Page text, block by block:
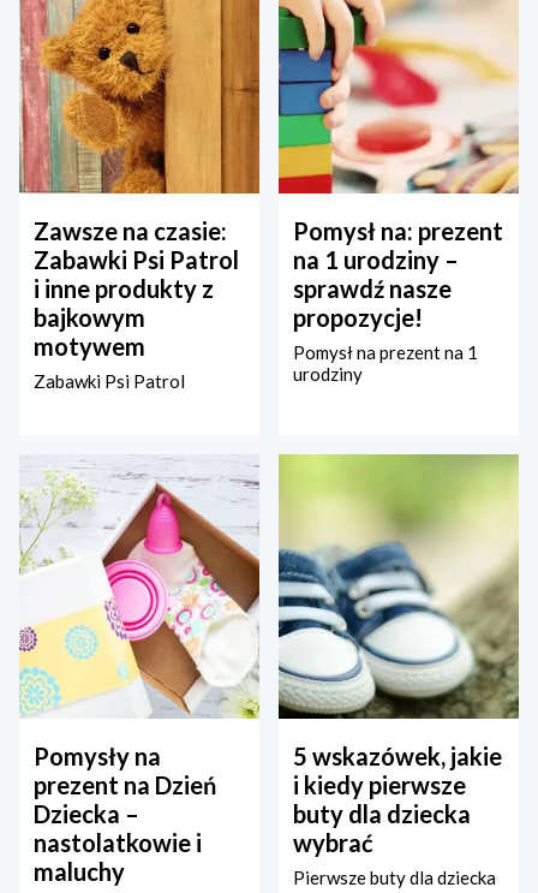
Zawsze na czasie:
Zabawki Psi Patrol
i inne produkty z
bajkowym
motywem
Zabawki Psi Patrol
Pomysł na: prezent
na 1 urodziny –
sprawdź nasze
propozycje!
Pomysł na prezent na 1
urodziny
Pomysły na
prezent na Dzień
Dziecka –
nastolatkowie i
maluchy
5 wskazówek, jakie
i kiedy pierwsze
buty dla dziecka
wybrać
Pierwsze buty dla dziecka